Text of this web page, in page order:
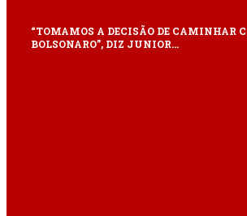
“TOMAMOS A DECISÃO DE CAMINHAR
BOLSONARO”, DIZ JUNIOR…